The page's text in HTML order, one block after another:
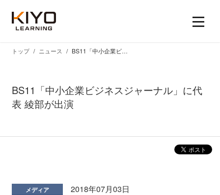
BS11「中小企業ビジネスジャーナル」に代
表 綾部が出演
トップ ニュース BS11「中小企業ビジネスジャーナル」に代表 綾部が出演
メディア 2018年07月03日